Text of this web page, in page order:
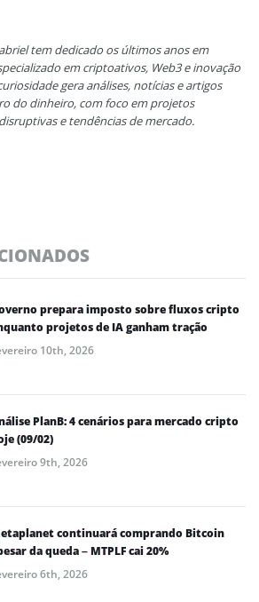
tem dedicado os últimos anos em
em criptoativos, Web3 e inovação
gera análises, notícias e artigos
do dinheiro, com foco em projetos
e tendências de mercado.
prepara imposto sobre fluxos cripto
projetos de IA ganham tração
10th, 2026
PlanB: 4 cenários para mercado cripto
(09/02)
9th, 2026
continuará comprando Bitcoin
da queda – MTPLF cai 20%
6th, 2026